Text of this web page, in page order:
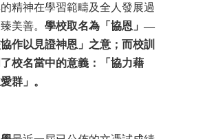
精神在學習範疇及全人發展過
美善。 學校取名為「協恩」 —
作以見證神恩」之意；而校訓
校名當中的意義：「協力藉
群」。